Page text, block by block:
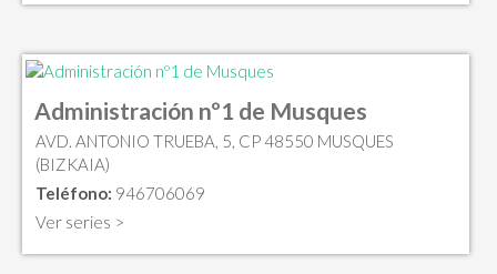
Administración nº1 de Musques
AVD. ANTONIO TRUEBA, 5, CP 48550 MUSQUES
(BIZKAIA)
Teléfono: 946706069
Ver series >